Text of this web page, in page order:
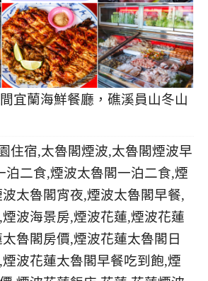
間宜蘭海鮮餐廳，礁溪員山冬山